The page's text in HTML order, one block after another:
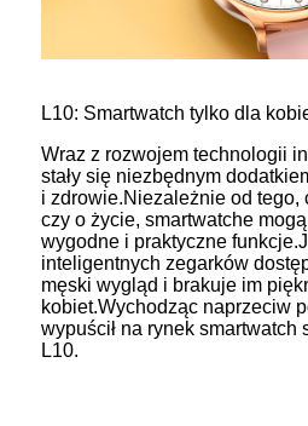
L10: Smartwatch tylko dla
Wraz z rozwojem technologii
stały się niezbędnym
i zdrowie.Niezależnie od tego,
czy o życie, smartwatche
wygodne i praktyczne
inteligentnych zegarków
męski wygląd i brakuje im
kobiet.Wychodząc naprzeciw
wypuścił na rynek
L10.